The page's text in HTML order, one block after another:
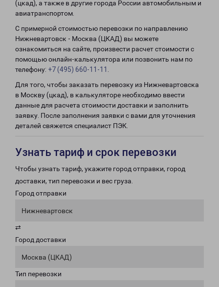
(цкад), а также в другие города России автомобильным и
авиатранспортом.
С примерной стоимостью перевозки по направлению
Нижневартовск - Москва (ЦКАД) вы можете
ознакомиться на сайте, произвести расчет стоимости с
помощью онлайн-калькулятора или позвонить нам по
телефону: +7 (495) 660-11-11
Для того, чтобы заказать перевозку из Нижневартовска
в Москву (цкад), в калькуляторе необходимо ввести
данные для расчета стоимости доставки и заполнить
заявку. После заполнения заявки с вами для уточнения
деталей свяжется специалист ПЭК.
Узнать тариф и срок перевозки
Чтобы узнать тариф, укажите город отправки, город
доставки, тип перевозки и вес груза.
Город отправки
Нижневартовск
⇄
Город доставки
Москва (ЦКАД)
Тип перевозки